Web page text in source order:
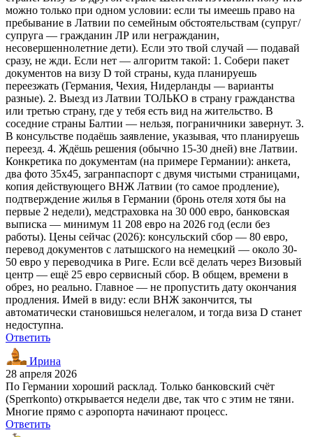
можно только при одном условии: если ты имеешь право на
пребывание в Латвии по семейным обстоятельствам (супруг/
супруга — гражданин ЛР или негражданин,
несовершеннолетние дети). Если это твой случай — подавай
сразу, не жди. Если нет — алгоритм такой: 1. Собери пакет
документов на визу D той страны, куда планируешь
переезжать (Германия, Чехия, Нидерланды — варианты
разные). 2. Выезд из Латвии ТОЛЬКО в страну гражданства
или третью страну, где у тебя есть вид на жительство. В
соседние страны Балтии — нельзя, пограничники завернут. 3.
В консульстве подаёшь заявление, указывая, что планируешь
переезд. 4. Ждёшь решения (обычно 15-30 дней) вне Латвии.
Конкретика по документам (на примере Германии): анкета,
два фото 35х45, загранпаспорт с двумя чистыми страницами,
копия действующего ВНЖ Латвии (то самое продление),
подтверждение жилья в Германии (бронь отеля хотя бы на
первые 2 недели), медстраховка на 30 000 евро, банковская
выписка — минимум 11 208 евро на 2026 год (если без
работы). Цены сейчас (2026): консульский сбор — 80 евро,
перевод документов с латышского на немецкий — около 30-
50 евро у переводчика в Риге. Если всё делать через Визовый
центр — ещё 25 евро сервисный сбор. В общем, времени в
обрез, но реально. Главное — не пропустить дату окончания
продления. Имей в виду: если ВНЖ закончится, ты
автоматически становишься нелегалом, и тогда виза D станет
недоступна.
Ответить
Ирина
28 апреля 2026
По Германии хороший расклад. Только банковский счёт
(Sperrkonto) открывается недели две, так что с этим не тяни.
Многие прямо с аэропорта начинают процесс.
Ответить